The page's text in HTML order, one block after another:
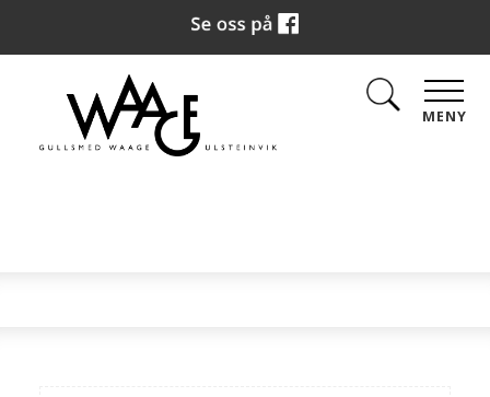
MENY